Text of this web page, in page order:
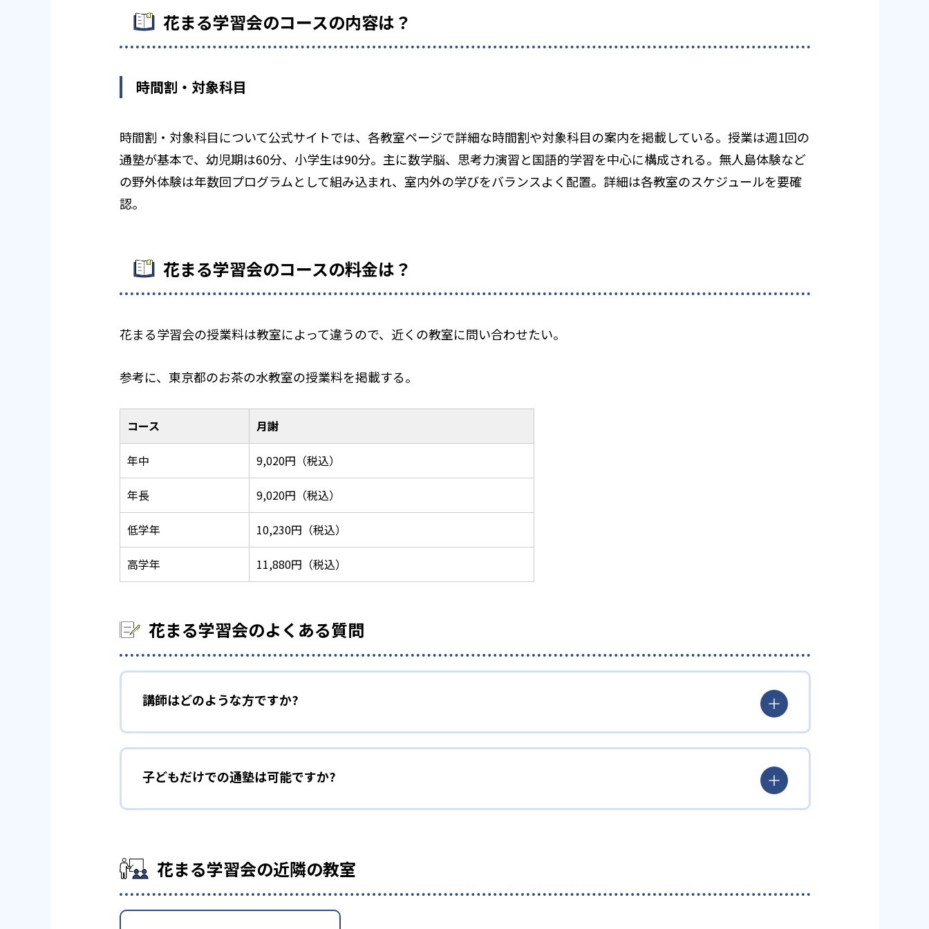
花まる学習会のコースの内容は？
時間割・対象科目
時間割・対象科目について公式サイトでは、各教室ページで詳細な時間割や対象科目の案内を掲載している。授業は週1回の
通塾が基本で、幼児期は60分、小学生は90分。主に数学脳、思考力演習と国語的学習を中心に構成される。無人島体験など
の野外体験は年数回プログラムとして組み込まれ、室内外の学びをバランスよく配置。詳細は各教室のスケジュールを要確
認。
花まる学習会のコースの料金は？
花まる学習会の授業料は教室によって違うので、近くの教室に問い合わせたい。
参考に、東京都のお茶の水教室の授業料を掲載する。
コース 月謝
年中 9,020円（税込）
年長 9,020円（税込）
低学年 10,230円（税込）
高学年 11,880円（税込）
花まる学習会のよくある質問
講師はどのような方ですか?
子どもだけでの通塾は可能ですか?
花まる学習会の近隣の教室